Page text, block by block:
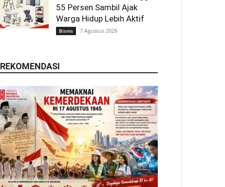
55 Persen Sambil Ajak
Warga Hidup Lebih Aktif
Bisnis 7 Agustus 2026
REKOMENDASI